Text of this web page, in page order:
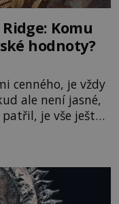
Komu
hodnoty?
cenného, je vždy
ale není jasné,
je vše ještě
pokladu ze
kalifornští
trsy žlutozele